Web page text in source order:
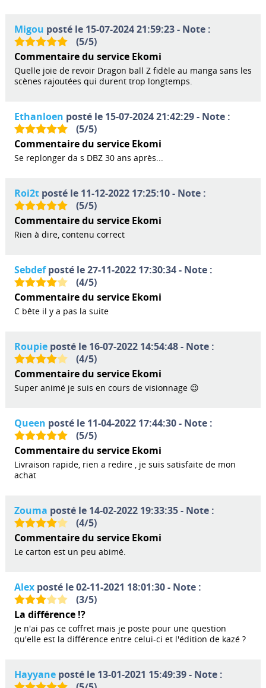
Migou posté le 15-07-2024 21:59:23 - Note :
(5/5)
Commentaire du service Ekomi
Quelle joie de revoir Dragon ball Z fidèle au manga sans les
scènes rajoutées qui durent trop longtemps.
Ethanloen posté le 15-07-2024 21:42:29 - Note :
(5/5)
Commentaire du service Ekomi
Se replonger da s DBZ 30 ans après...
Roi2tposté le 11-12-2022 17:25:10 - Note :
(5/5)
Commentaire du service Ekomi
Rien à dire, contenu correct
Sebdefposté le 27-11-2022 17:30:34 - Note :
(4/5)
Commentaire du service Ekomi
C bête il y a pas la suite
Roupieposté le 16-07-2022 14:54:48 - Note :
(4/5)
Commentaire du service Ekomi
Super animé je suis en cours de visionnage 😉
Queen posté le 11-04-2022 17:44:30 - Note :
(5/5)
Commentaire du service Ekomi
Livraison rapide, rien a redire , je suis satisfaite de mon
achat
Zouma posté le 14-02-2022 19:33:35 - Note :
(4/5)
Commentaire du service Ekomi
Le carton est un peu abimé.
Alexposté le 02-11-2021 18:01:30 - Note :
(3/5)
La différence !?
Je n'ai pas ce coffret mais je poste pour une question
qu'elle est la différence entre celui-ci et l'édition de kazé ?
Hayyaneposté le 13-01-2021 15:49:39 - Note :